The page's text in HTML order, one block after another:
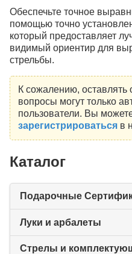
Обеспечьте точное
помощью точно
который предоставляет
видимый ориентир для
стрельбы.
К сожалению, оставлять
вопросы могут только
пользователи. Вы
зарегистрироватьсяв
Каталог
Подарочные
Луки и арбалеты
Стрелы и